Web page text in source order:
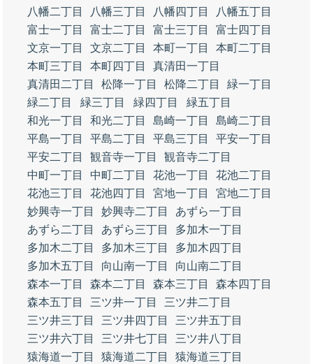
八幡二丁目
八幡三丁目 八幡四丁目
八幡五丁目
富士一丁目
富士二丁目 富士三丁目
富士四丁目
文京一丁目
文京二丁目 本町一丁目
本町二丁目
本町三丁目
本町四丁目
真清田一丁目
真清田二丁目
松降一丁目 松降二丁目
緑一丁目
緑二丁目
緑三丁目 緑四丁目
緑五丁目
和光一丁目
和光二丁目 島崎一丁目
島崎二丁目
平島一丁目
平島二丁目 平島三丁目
平安一丁目
平安二丁目
観音寺一丁目
観音寺二丁目
中町一丁目
中町二丁目 花池一丁目
花池二丁目
花池三丁目
花池四丁目 宮地一丁目
宮地二丁目
妙興寺一丁目
妙興寺二丁目
あずら一丁目
あずら二丁目
あずら三丁目
多加木一丁目
多加木二丁目
多加木三丁目
多加木四丁目
多加木五丁目
向山南一丁目
向山南二丁目
森本一丁目
森本二丁目 森本三丁目
森本四丁目
森本五丁目
三ツ井一丁目
三ツ井二丁目
三ツ井三丁目
三ツ井四丁目
三ツ井五丁目
三ツ井六丁目
三ツ井七丁目
三ツ井八丁目
猿海道一丁目
猿海道二丁目
猿海道三丁目